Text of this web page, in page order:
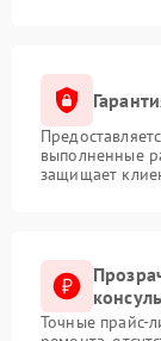
выполненные
защищает
Точные прайс-